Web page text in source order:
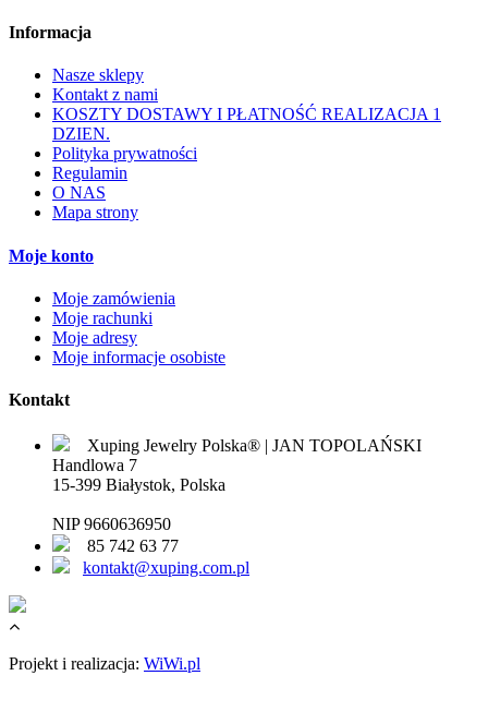
Informacja
Nasze sklepy
Kontakt z nami
KOSZTY DOSTAWY I PŁATNOŚĆ REALIZACJA 1
DZIEN.
Polityka prywatności
Regulamin
O NAS
Mapa strony
Moje konto
Moje zamówienia
Moje rachunki
Moje adresy
Moje informacje osobiste
Kontakt
Xuping Jewelry Polska® | JAN TOPOLAŃSKI
Handlowa 7
15-399 Białystok, Polska
NIP 9660636950
85 742 63 77
kontakt@xuping.com.pl
Projekt i realizacja: WiWi.pl